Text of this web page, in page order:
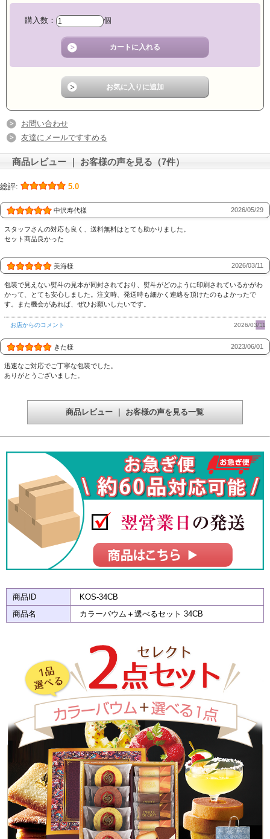
購入数： 個
お問い合わせ
友達にメールですすめる
商品レビュー ｜ お客様の声を見る（7件）
総評: 5.0
中沢寿代様 2026/05/29
スタッフさんの対応も良く、送料無料はとても助かりました。
セット商品良かった
美海様 2026/03/11
包装で見えない熨斗の見本が同封されており、熨斗がどのように印刷されているかがわ
かって、とても安心しました。注文時、発送時も細かく連絡を頂けたのもよかったで
す。また機会があれば、ぜひお願いしたいです。
お店からのコメント 2026/03/11
きた様 2023/06/01
迅速なご対応でご丁寧な包装でした。
ありがとうございました。
商品レビュー ｜ お客様の声を見る一覧
商品ID
KOS-34CB
商品名
カラーバウム＋選べるセット 34CB